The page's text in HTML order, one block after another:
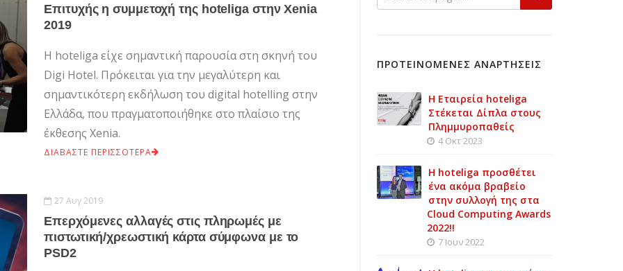
Επιτυχής η συμμετοχή της hoteliga στην Xenia
2019
H hoteliga είχε σημαντική παρουσία στη σκηνή του
Digi Hotel. Πρόκειται για την μεγαλύτερη και
σημαντικότερη εκδήλωση του digital hotelling στην
Ελλάδα, που πραγματοποιήθηκε στο πλαίσιο της
έκθεσης Xenia.
ΔΙΑΒΑΣΤΕ ΠΕΡΙΣΣΟΤΕΡΑ
27 Αυγ 2019
Επερχόμενες αλλαγές στις πληρωμές με
πιστωτική/χρεωστική κάρτα σύμφωνα με το
PSD2
ΠΡΟΤΕΙΝΟΜΕΝΕΣ ΑΝΑΡΤΗΣΕΙΣ
Η Εταιρεία hoteliga
Στέκεται Δίπλα στους
Πλημμυροπαθείς
4 Οκτ 2023
Η hoteliga προσθέτει
ένα ακόμα βραβείο
στην συλλογή της στα
Cloud Computing Awards
2022!!
7 Ιουν 2022